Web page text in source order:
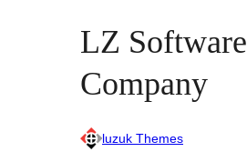
LZ Software
Company
luzuk Themes